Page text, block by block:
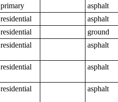
primary
asphalt
residential
asphalt
residential
ground
residential asphalt
residential asphalt
residential asphalt